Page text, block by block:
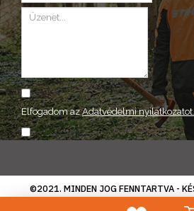
Elfogadom azAdatvédelmi nyilatkozatot.
ELKÜLD
©2021. MINDEN JOG FENNTARTVA -